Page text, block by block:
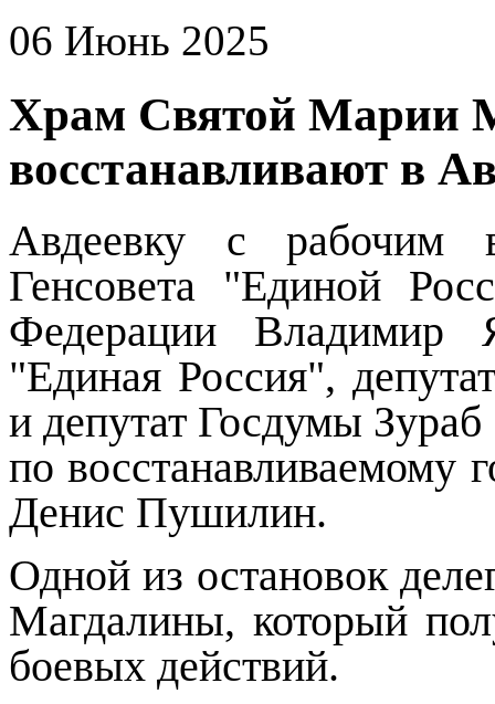
06 Июнь 2025
Храм Святой Марии
восстанавливают в
Авдеевку с рабочим
Генсовета "Единой
Федерации
"Единая Россия",
и депутат Госдумы
по восстанавливаемому
Денис Пушилин.
Одной из остановок
Магдалины, который
боевых действий.